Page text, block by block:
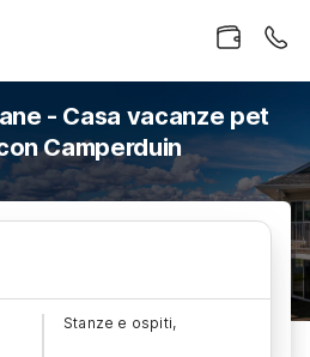
- Casa vacanze pet
Camperduin
Stanze e ospiti,